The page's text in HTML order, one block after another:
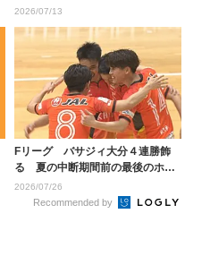
2026/07/13
Fリーグ バサジィ大分４連勝飾
る 夏の中断期間前の最後のホー
ム戦
2026/07/26
Recommended by